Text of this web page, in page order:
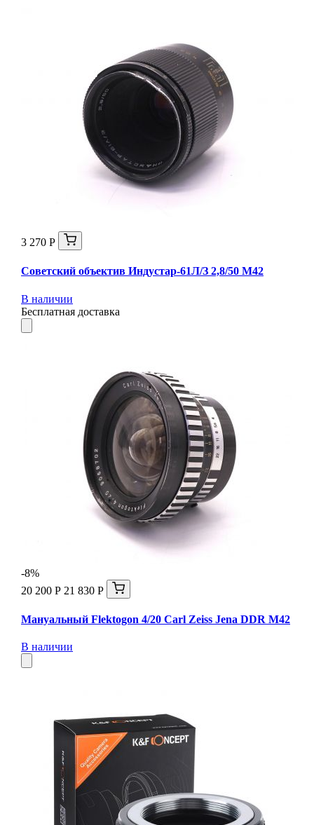
3 270 Р
Советский объектив Индустар-61Л/З 2,8/50 М42
В наличии
Бесплатная доставка
-8%
20 200 Р 21 830 Р
Мануальный Flektogon 4/20 Carl Zeiss Jena DDR М42
В наличии